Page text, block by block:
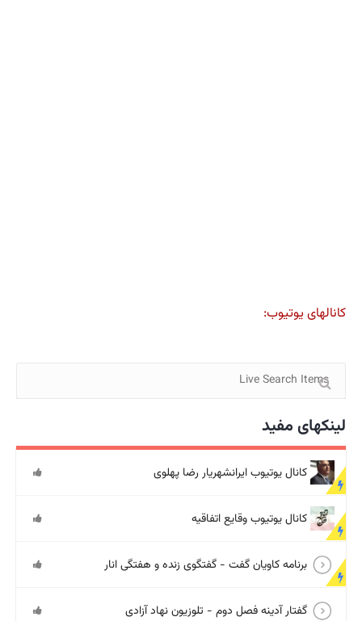
کانالهای یوتیوب:
لینکهای مفید
کانال یوتیوب ایرانشهریار رضا پهلوی
کانال یوتیوب وقایع اتفاقیه
برنامه کاویان گفت - گفتگوی زنده و هفتگی انار
گفتار آدینه فصل دوم - تلوزیون نهاد آزادی